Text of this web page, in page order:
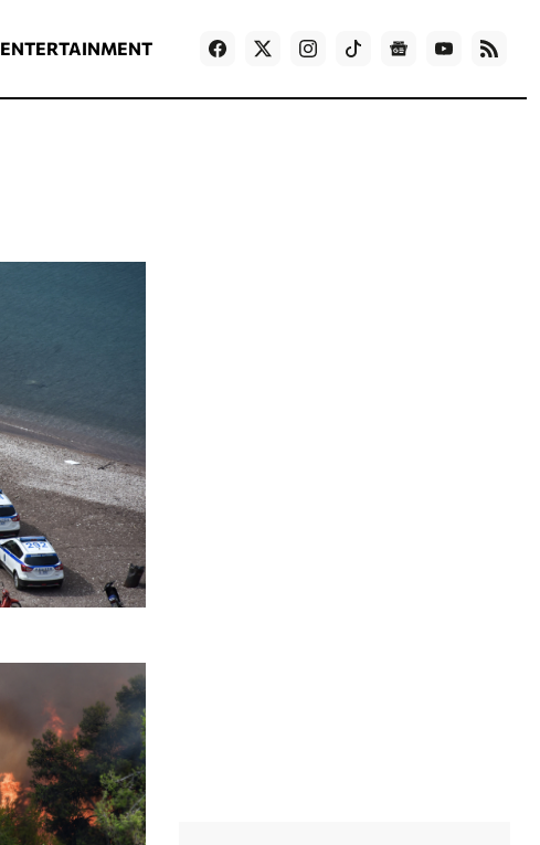
ENTERTAINMENT Games